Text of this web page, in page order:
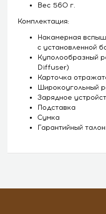
Вес 560 г.
Комплектация:
Накамерная
с установленной
Куполообразный
Diffuser)
Карточка
Широкоугольный
Зарядное
Подставка
Сумка
Гарантийный